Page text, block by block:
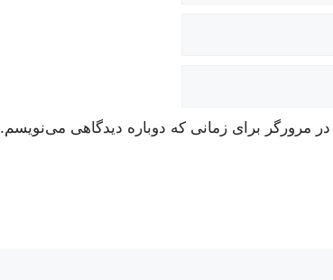
مرورگر برای زمانی که دوباره دیدگاهی می‌نویسم.